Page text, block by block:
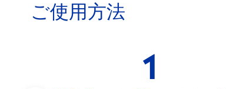
ご使用方法
1